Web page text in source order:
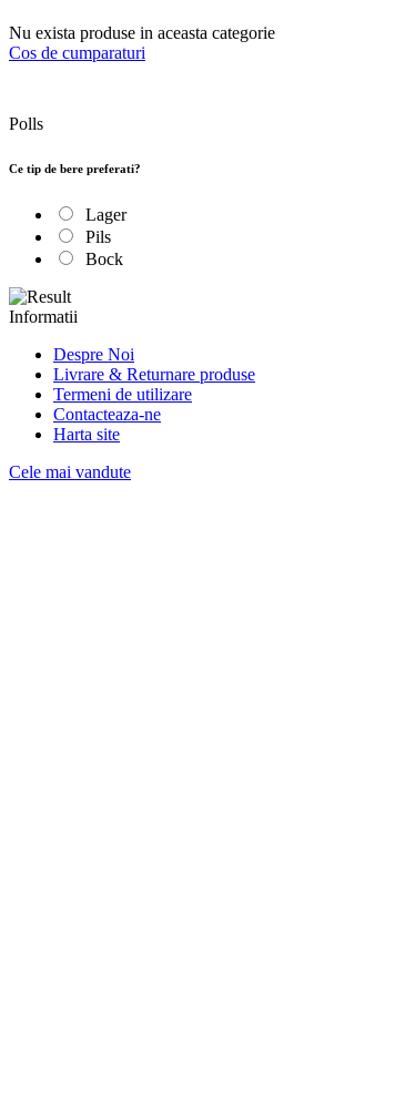
Nu exista produse in aceasta categorie
Cos de cumparaturi
Polls
Ce tip de bere preferati?
Lager
Pils
Bock
Informatii
Despre Noi
Livrare & Returnare produse
Termeni de utilizare
Contacteaza-ne
Harta site
Cele mai vandute